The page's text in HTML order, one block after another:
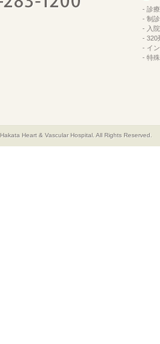
- 診
- 制
- 入
- 320
- イ
- 特
Hakata Heart & Vascular Hospital. All Rights Reserved.